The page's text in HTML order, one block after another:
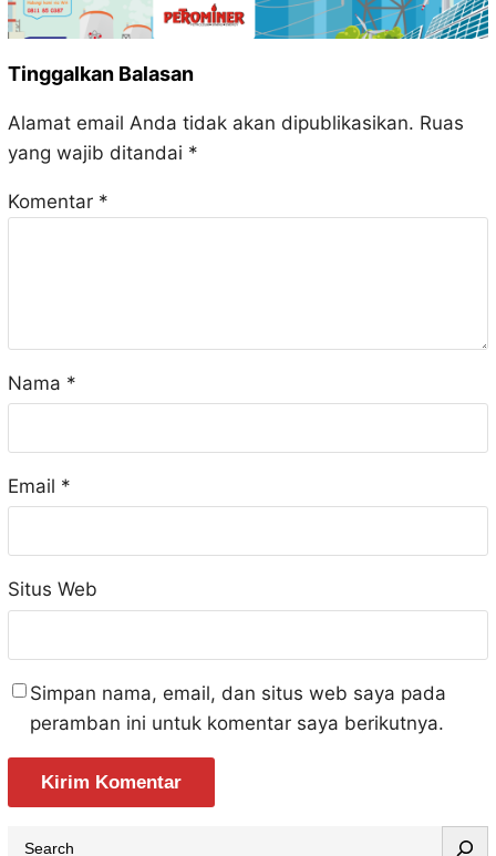
Tinggalkan Balasan
Alamat email Anda tidak akan dipublikasikan. Ruas
yang wajib ditandai *
Komentar *
Nama *
Email *
Situs Web
Simpan nama, email, dan situs web saya pada
peramban ini untuk komentar saya berikutnya.